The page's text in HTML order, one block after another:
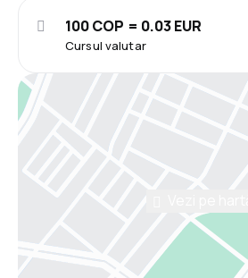
Cursul valutar
100 COP = 0.03 EUR